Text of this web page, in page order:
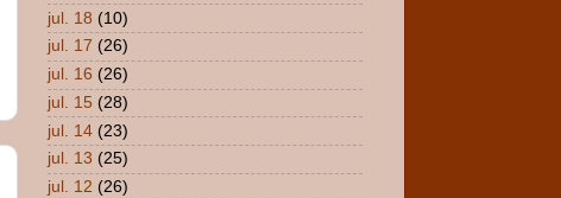
jul. 18 (10)
jul. 17 (26)
jul. 16 (26)
jul. 15 (28)
jul. 14 (23)
jul. 13 (25)
jul. 12 (26)